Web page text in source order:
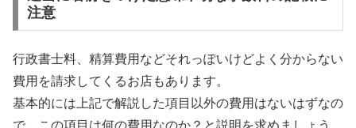
注意
行政書士料、精算費用などそれっぽいけどよく分からない
費用を請求してくるお店もあります。
基本的には上記で解説した項目以外の費用はないはずなの